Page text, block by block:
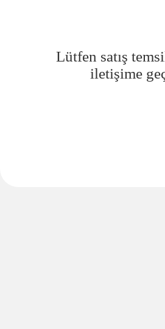
Lütfen satış
iletişime